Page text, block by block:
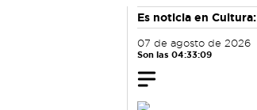
Es noticia en Cultura:
07 de agosto de 2026
Son las 04:33:09